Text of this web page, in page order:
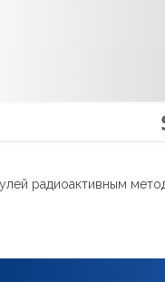
радиоактивным